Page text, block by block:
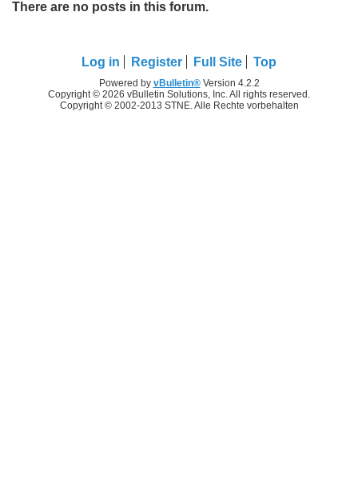
There are no posts in this forum.
Log in Register Full Site Top
Powered by vBulletin®Version 4.2.2
Copyright © 2026 vBulletin Solutions, Inc. All rights reserved.
Copyright © 2002-2013 STNE. Alle Rechte vorbehalten